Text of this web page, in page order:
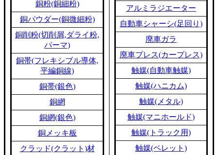
銅粉(銅細粉)
銅パウダー(銅微細粉)
銅削粉(切削屑,ダライ粉,
パーマ)
銅帯(フレキシブル導体,
平編銅線)
銅帯(銀色)
銅網
銅網(銀色)
銅メッキ板
クラッド(クラット)材
アルミラジエーター
自動車シャーシ(足回り)
廃車ガラ
廃車プレス(カープレス)
触媒(自動車触媒)
触媒(ハニカム)
触媒(メタル)
触媒(マニホールド)
触媒(トラック用)
触媒(ペレット)